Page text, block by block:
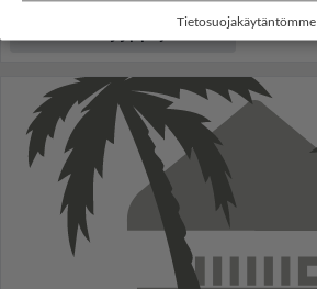
Huoneen tyyppi ja lento
Tietosuojakäytäntömme